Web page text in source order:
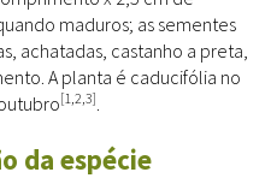
maduros; as sementes
achatadas, castanho a preta,
A planta é caducifólia no
[1,2,3]
da espécie